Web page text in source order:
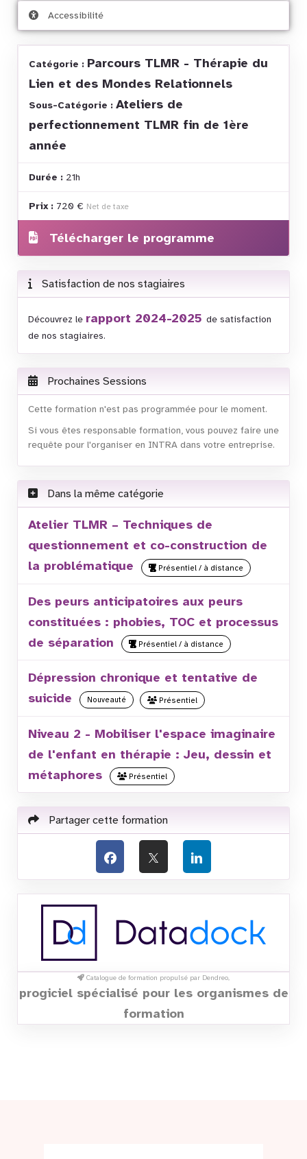
Accessibilité
Catégorie : Parcours TLMR - Thérapie du
Lien et des Mondes Relationnels
Sous-Catégorie : Ateliers de
perfectionnement TLMR fin de 1ère
année
Durée : 21h
Prix : 720 € Net de taxe
Télécharger le programme
Satisfaction de nos stagiaires
Découvrez le rapport 2024-2025 de satisfaction
de nos stagiaires.
Prochaines Sessions
Cette formation n'est pas programmée pour le moment.
Si vous êtes responsable formation, vous pouvez faire une
requête pour l'organiser en INTRA dans votre entreprise.
Dans la même catégorie
Atelier TLMR – Techniques de
questionnement et co-construction de
la problématique
Présentiel / à distance
Des peurs anticipatoires aux peurs
constituées : phobies, TOC et processus
de séparation
Présentiel / à distance
Dépression chronique et tentative de
suicide
Nouveauté Présentiel
Niveau 2 - Mobiliser l'espace imaginaire
de l'enfant en thérapie : Jeu, dessin et
métaphores
Présentiel
Partager cette formation
Catalogue de formation propulsé par Dendreo,
progiciel spécialisé pour les organismes de
formation